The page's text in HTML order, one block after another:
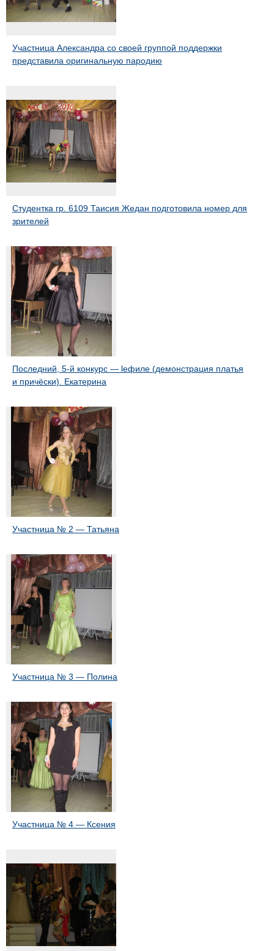
Участница Александра со своей группой поддержки
представила оригинальную пародию
Студентка гр. 6109 Таисия Жедан подготовила номер для
зрителей
Последний, 5-й конкурс — lефиле (демонстрация платья
и причёски). Екатерина
Участница № 2 — Татьяна
Участница № 3 — Полина
Участница № 4 — Ксения